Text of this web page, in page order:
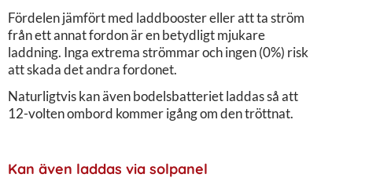
Fördelen jämfört med laddbooster eller att ta ström
från ett annat fordon är en betydligt mjukare
laddning. Inga extrema strömmar och ingen (0%) risk
att skada det andra fordonet.
Naturligtvis kan även bodelsbatteriet laddas så att
12-volten ombord kommer igång om den tröttnat.
Kan även laddas via solpanel